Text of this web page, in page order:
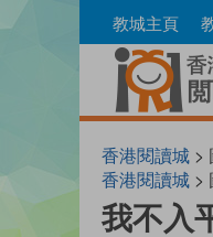
to
教城主頁
香港閱讀城 >
香港閱讀城 >
我不入